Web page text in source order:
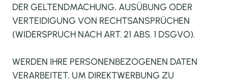
DER GELTENDMACHUNG, AUSÜBUNG ODER
VERTEIDIGUNG VON RECHTSANSPRÜCHEN
(WIDERSPRUCH NACH ART. 21 ABS. 1 DSGVO).
WERDEN IHRE PERSONENBEZOGENEN DATEN
VERARBEITET, UM DIREKTWERBUNG ZU